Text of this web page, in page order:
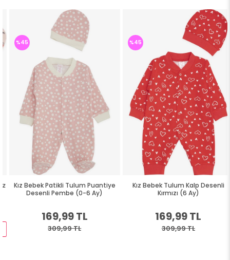
Kız Bebek Patikli Tulum Puantiye
Desenli Pembe (0-6 Ay)
169,99 TL
309,99 TL
%45
Kız Bebek Tulum Kalp Desenli
Kırmızı (6 Ay)
169,99 TL
309,99 TL
%45